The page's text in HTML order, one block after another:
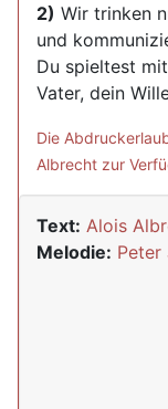
2) Wir trinken
und
Du spieltest
Vater, dein
Die
Albrecht zur
Text: Alois
Melodie: Peter